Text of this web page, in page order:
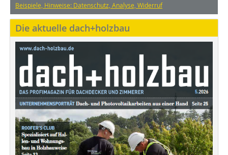
Beispiele, Hinweise: Datenschutz, Analyse, Widerruf
Die aktuelle dach+holzbau